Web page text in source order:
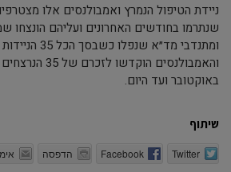
ומתנדבי מד״א
והאמבולנסים
באוקטובר ועד היום.
שיתוף
Twitter
Facebook הדפסה